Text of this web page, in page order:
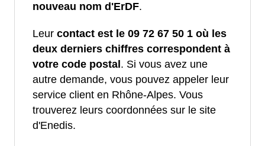
nouveau nom d'ErDF.
Leur contact est le 09 72 67 50 1 où les
deux derniers chiffres correspondent à
votre code postal . Si vous avez une
autre demande, vous pouvez appeler leur
service client en Rhône-Alpes. Vous
trouverez leurs coordonnées sur le site
d'Enedis.